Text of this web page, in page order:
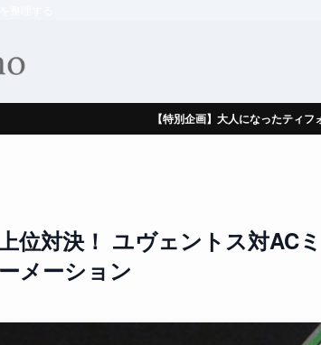
【特別企画】大人になったティ
位対決！ ユヴェントス対AC
メーション